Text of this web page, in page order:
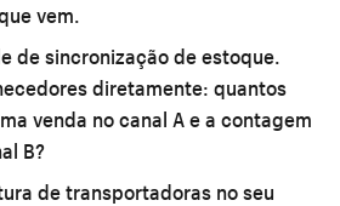
vem.
de sincronização de estoque.
diretamente: quantos
venda no canal A e a contagem
B?
de transportadoras no seu